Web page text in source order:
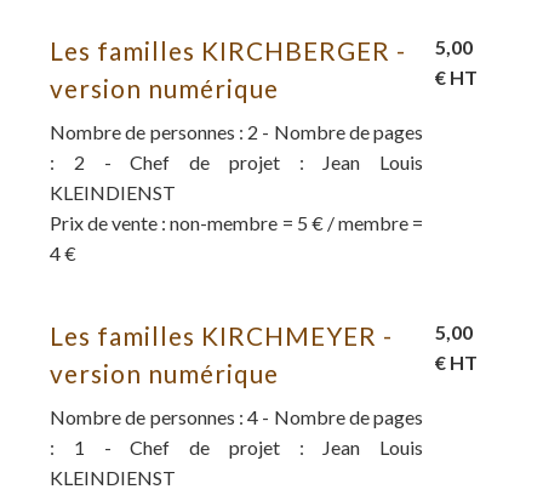
Les familles KIRCHBERGER -
version numérique
Nombre de personnes : 2 - Nombre de pages
: 2 - Chef de projet : Jean Louis
KLEINDIENST
Prix de vente : non-membre = 5 € / membre =
4 €
5,00
€ HT
Les familles KIRCHMEYER -
version numérique
Nombre de personnes : 4 - Nombre de pages
: 1 - Chef de projet : Jean Louis
KLEINDIENST
5,00
€ HT